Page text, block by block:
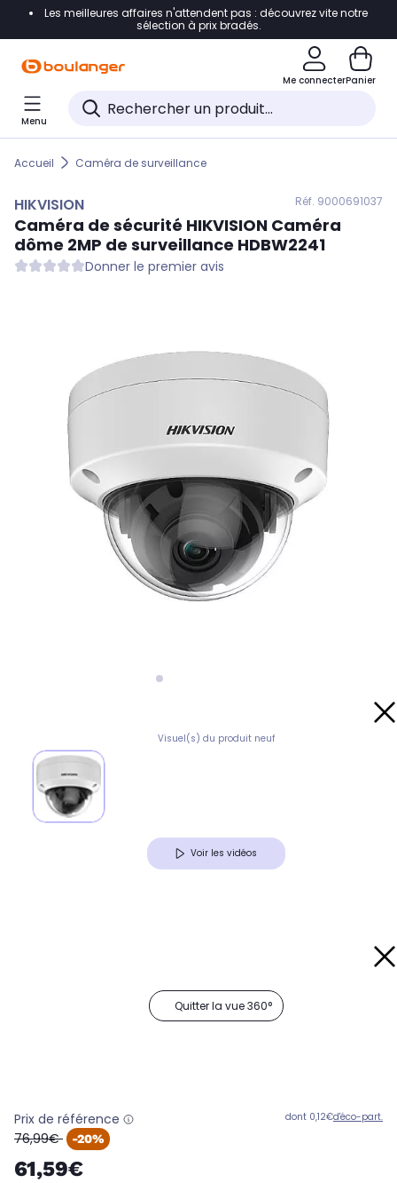
Accéder directement à la navigation
Accéder directement au pied de page
Accéder directement au chatbot
Les meilleures affaires n'attendent pas : découvrez vite notre
sélection à prix bradés.
Me connecterPanier
Menu
Accueil Caméra de surveillance
HIKVISION Réf. 9000691037
Caméra de sécurité HIKVISION Caméra
dôme 2MP de surveillance HDBW2241
Donner le premier avis
Visuel(s) du produit neuf
Voir les vidéos
Quitter la vue 360°
Prix de référence
oldPrice
76,99€ -20%
61,59€
dont 0,12€d'éco-part.